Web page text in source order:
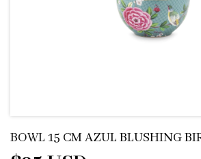
BOWL 15 CM AZUL BLUSHING